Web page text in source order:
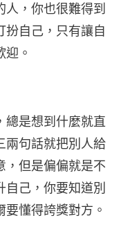
，你也很難得到
扮自己，只有讓自
。
總是想到什麼就直
兩句話就把別人給
，但是偏偏就是不
己，你要知道別
懂得誇獎對方。